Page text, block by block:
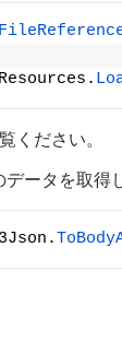
Resources.
ください。
ータを取得